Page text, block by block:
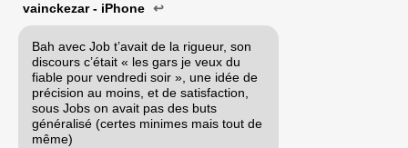
vainckezar - iPhone ↩
Bah avec Job t’avait de la rigueur, son
discours c’était « les gars je veux du
fiable pour vendredi soir », une idée de
précision au moins, et de satisfaction,
sous Jobs on avait pas des buts
généralisé (certes minimes mais tout de
même)